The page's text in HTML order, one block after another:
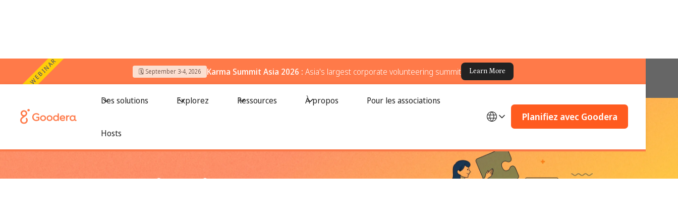
WEBINAR 🗓️ September 3-4, 2026 Karma Summit Asia 2026 : Asia's largest corporate volunteering summit Learn More
Des solutions Explorez Ressources À propos Pour les associations
Hosts
Planifiez avec Goodera
← Tous les blogs Surmonter les moments difficiles : revitalisez votre personnel grâce au bénévolat